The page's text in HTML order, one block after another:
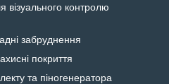
візуального контролю
забруднення
покриття
та піногенератора